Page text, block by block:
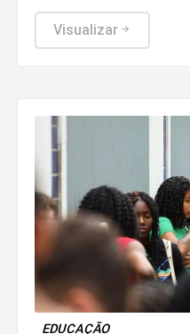
relações internacionais
nomes ainda não
Visualizar
EDUCAÇÃO